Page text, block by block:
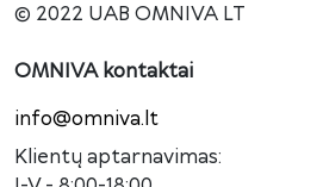
© 2022 UAB OMNIVA LT
OMNIVA kontaktai
info@omniva.lt
Klientų aptarnavimas: